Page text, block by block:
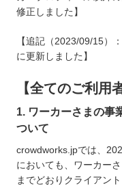
修正しました】
【追記（2023/09/15）
に更新しました】
【全てのご利用
1. ワーカーさまの事
ついて
crowdworks.jpでは、
においても、ワーカー
までどおりクライアン